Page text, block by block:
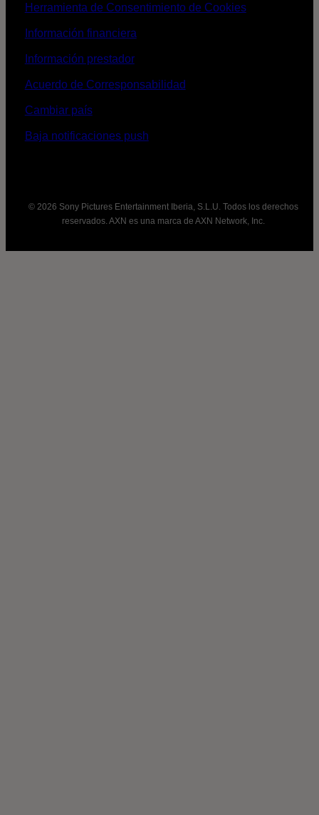
Herramienta de Consentimiento de Cookies
Información financiera
Información prestador
Acuerdo de Corresponsabilidad
Cambiar país
Baja notificaciones push
© 2026 Sony Pictures Entertainment Iberia, S.L.U. Todos los derechos
reservados. AXN es una marca de AXN Network, Inc.